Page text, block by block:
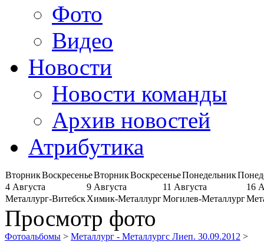
Фото
Видео
Новости
Новости команды
Архив новостей
Атрибутика
ВторникВоскресеньеВторникВоскресеньеПонедельник
4 Августа
9 Августа 11 Августа
16
Металлург-ВитебскХимик-МеталлургМогилев-Металлург
Просмотр фото
Фотоальбомы > Металлург - Металлургс Лиеп. 30.09.2012 >